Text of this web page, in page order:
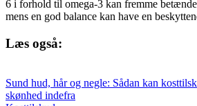
6 i forhold til omega-3 kan fremme
mens en god balance kan have en
Læs også:
Sund hud, hår og negle: Sådan kan
skønhed indefra